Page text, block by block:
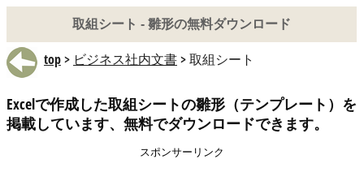
取組シート - 雛形の無料ダウンロード
top> ビジネス社内文書> 取組シート
Excelで作成した取組シートの雛形（テンプレート）を
掲載しています、無料でダウンロードできます。
スポンサーリンク